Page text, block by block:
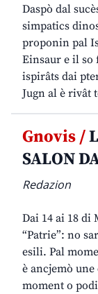
Daspò dal
simpatics
proponin pal
Einsaur e il so
ispirâts dai
Jugn al è rivât
Gnovis /
SALON
Redazion
Dai 14 ai 18
“Patrie”: no
esili. Pal
è ancjemò
moment o